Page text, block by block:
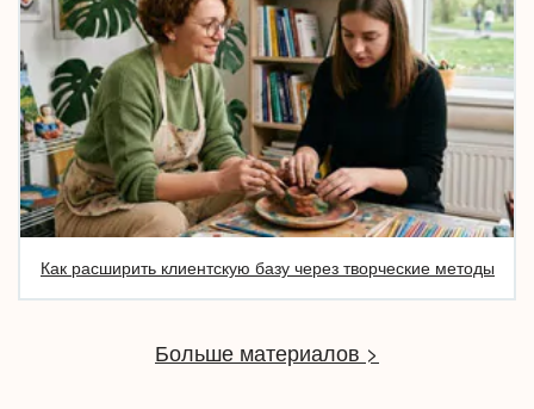
определяет наша мотивация.
Карты будут прекрасным помощником в вашей работе и
станут замечательным подарком настоящему
профессионалу!
Обучающий вебинар по работе с колодой «Семена»:
https://youtu.be/wfQS00BBQaM
Ірина Оснадчук
Как расширить клиентскую базу через творческие методы
Больше материалов >